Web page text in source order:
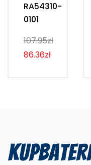
RA54310-
0101
107.95zł
86.36zł